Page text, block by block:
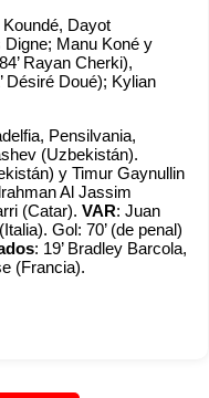
Dayot
Manu Koné y
Rayan Cherki),
Désiré Doué); Kylian
Pensilvania,
(Uzbekistán).
y Timur Gaynullin
Al Jassim
(Catar). VAR: Juan
Gol: 70’ (de penal)
: 19’ Bradley Barcola,
(Francia).